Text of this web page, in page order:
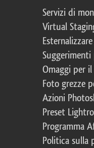
Servizi di
Virtual
Omaggi per
Foto grezze
Azioni
Preset
Programma
Politica sulla